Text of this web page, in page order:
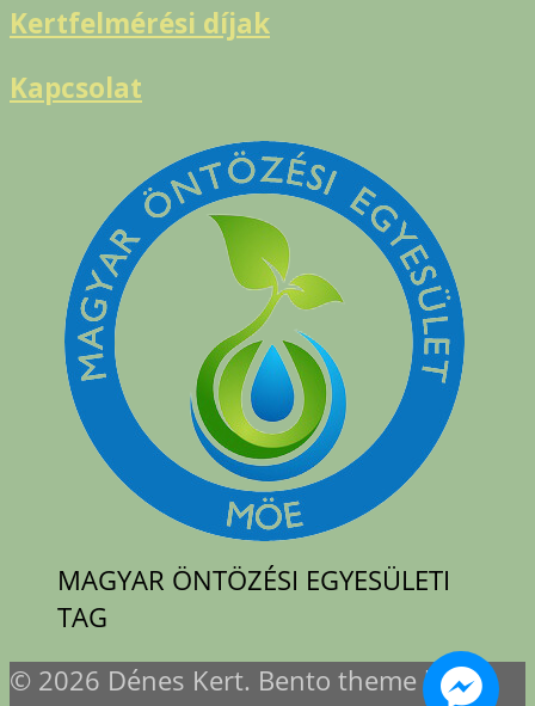
Kertfelmérési díjak
Kapcsolat
MAGYAR ÖNTÖZÉSI EGYESÜLETI
TAG
© 2026 Dénes Kert. Bento theme by